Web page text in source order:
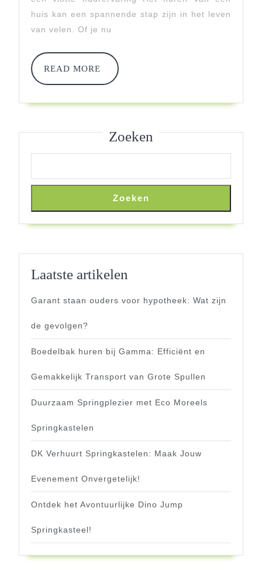
En
Huren
huis kan een spannende stap zijn in het leven
van velen. Of je nu
READ MORE
READ
MORE
Zoeken
Zoeken
Laatste artikelen
Garant staan ouders voor hypotheek: Wat zijn
de gevolgen?
Boedelbak huren bij Gamma: Efficiënt en
Gemakkelijk Transport van Grote Spullen
Duurzaam Springplezier met Eco Moreels
Springkastelen
DK Verhuurt Springkastelen: Maak Jouw
Evenement Onvergetelijk!
Ontdek het Avontuurlijke Dino Jump
Springkasteel!